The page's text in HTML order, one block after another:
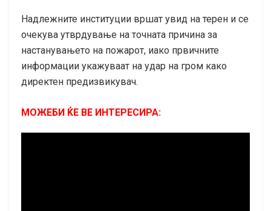
Надлежните институции вршат увид на терен и се
очекува утврдување на точната причина за
настанувањето на пожарот, иако првичните
информации укажуваат на удар на гром како
директен предизвикувач.
МОЖЕБИ ЌЕ ВЕ ИНТЕРЕСИРА: